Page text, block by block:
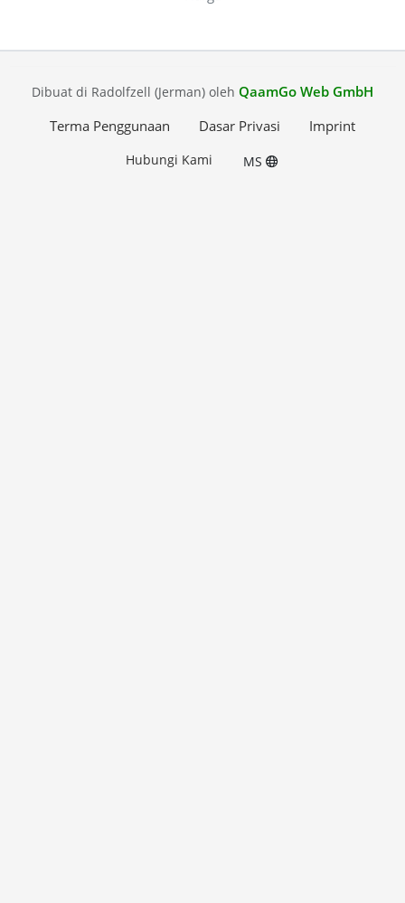
Dibuat di Radolfzell (Jerman) oleh QaamGo Web GmbH
Terma Penggunaan
Dasar Privasi Imprint
Hubungi Kami MS